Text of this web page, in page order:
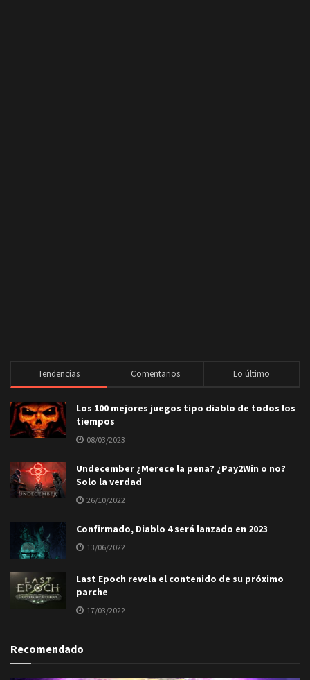
Tendencias Comentarios Lo último
Los 100 mejores juegos tipo diablo de todos los
tiempos
08/03/2023
Undecember ¿Merece la pena? ¿Pay2Win o no?
Solo la verdad
26/10/2022
Confirmado, Diablo 4 será lanzado en 2023
13/06/2022
Last Epoch revela el contenido de su próximo
parche
17/03/2022
Recomendado